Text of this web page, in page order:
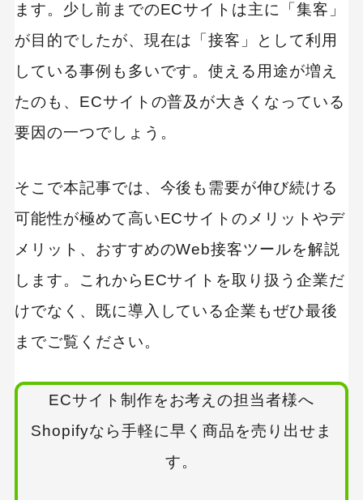
ます。少し前までのECサイトは主に「集客」
が目的でしたが、現在は「接客」として利用
している事例も多いです。使える用途が増え
たのも、ECサイトの普及が大きくなっている
要因の一つでしょう。
そこで本記事では、今後も需要が伸び続ける
可能性が極めて高いECサイトのメリットやデ
メリット、おすすめのWeb接客ツールを解説
します。これからECサイトを取り扱う企業だ
けでなく、既に導入している企業もぜひ最後
までご覧ください。
ECサイト制作をお考えの担当者様へ
Shopifyなら手軽に早く商品を売り出せま
す。